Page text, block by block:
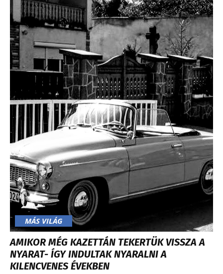
MÁS VILÁG
AMIKOR MÉG KAZETTÁN TEKERTÜK VISSZA A
NYARAT- ÍGY INDULTAK NYARALNI A
KILENCVENES ÉVEKBEN